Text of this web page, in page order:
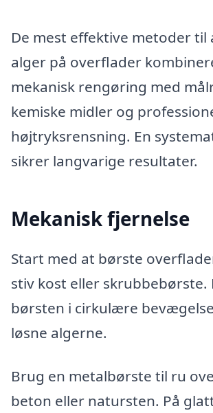
De mest effektive metoder
alger på overflader
mekanisk rengøring med
kemiske midler og
højtryksrensning. En
sikrer langvarige resultater.
Mekanisk fjernelse
Start med at børste
stiv kost eller skrubbebørste.
børsten i cirkulære
løsne algerne.
Brug en metalbørste til ru
beton eller natursten. På